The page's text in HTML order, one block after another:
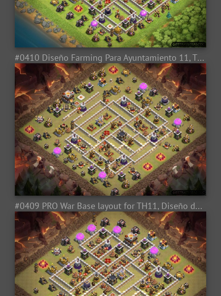
#0410 Diseño Farming Para Ayuntamiento 11, TH11 Farming Base Layout
#0409 PRO War Base layout for TH11, Diseño de Guerra Para Ayuntamiento 11